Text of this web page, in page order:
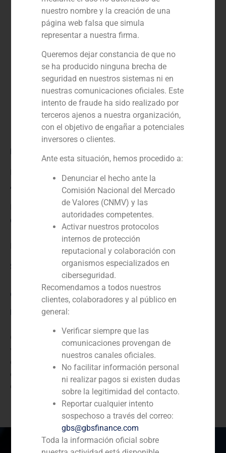
Rol:
Año:
Cliente:
Servicio / Sector
Corporate Finance , Servicios empresariales/Educación
Descripción
GBS Finance ha actuado como asesor financiero en la
venta de Cesmar Seguros y Reaseguros, S.A., la
compañía de seguros española, a la aseguradora
española Mutuapesca, por un importe de 5,1 millones
de euros.
nuestro nombre y la creación de una
página web falsa que simula
representar a nuestra firma.
Queremos dejar constancia de que no
se ha producido ninguna brecha de
seguridad en nuestros sistemas ni en
nuestras comunicaciones oficiales. Este
intento de fraude ha sido realizado por
terceros ajenos a nuestra organización,
con el objetivo de engañar a potenciales
inversores o clientes.
Ante esta situación, hemos procedido a:
Denunciar el hecho ante la
Comisión Nacional del Mercado
de Valores (CNMV) y las
autoridades competentes.
Activar nuestros protocolos
internos de protección
reputacional y colaboración con
organismos especializados en
ciberseguridad.
Recomendamos a todos nuestros
clientes, colaboradores y al público en
general:
Verificar siempre que las
comunicaciones provengan de
nuestros canales oficiales.
No facilitar información personal
ni realizar pagos si existen dudas
sobre la legitimidad del contacto.
Reportar cualquier intento
sospechoso a través del correo:
gbs@gbsfinance.com
Toda la información oficial sobre